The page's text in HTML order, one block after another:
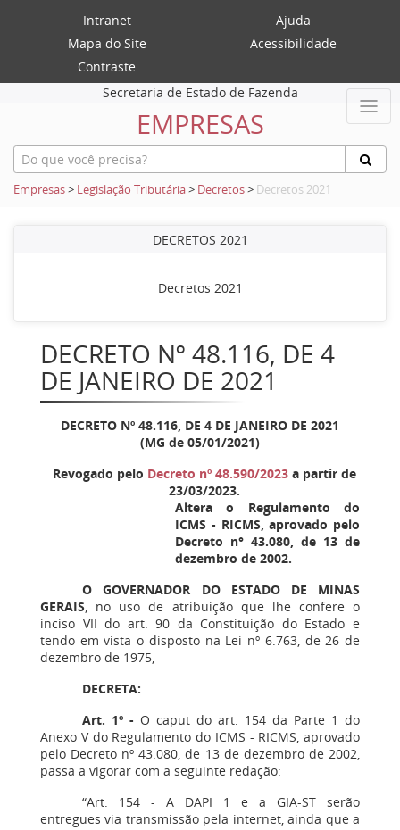
Intranet
Ajuda
Mapa do Site
Acessibilidade
Contraste
Secretaria de Estado de Fazenda
EMPRESAS
Empresas> Legislação Tributária> Decretos> Decretos 2021
DECRETOS 2021
Decretos 2021
DECRETO Nº 48.116, DE 4
DE JANEIRO DE 2021
DECRETO Nº 48.116, DE 4 DE JANEIRO DE 2021
(MG de 05/01/2021)
Revogado pelo Decreto nº 48.590/2023a partir de
23/03/2023.
Altera o Regulamento do
ICMS - RICMS, aprovado pelo
Decreto n° 43.080, de 13 de
dezembro de 2002.
O GOVERNADOR DO ESTADO DE MINAS
GERAIS, no uso de atribuição que lhe confere o
inciso VII do art. 90 da Constituição do Estado e
tendo em vista o disposto na Lei nº 6.763, de 26 de
dezembro de 1975,
DECRETA:
Art. 1º - O caput do art. 154 da Parte 1 do
Anexo V do Regulamento do ICMS - RICMS, aprovado
pelo Decreto nº 43.080, de 13 de dezembro de 2002,
passa a vigorar com a seguinte redação:
“Art. 154 - A DAPI 1 e a GIA-ST serão
entregues via transmissão pela internet, ainda que a